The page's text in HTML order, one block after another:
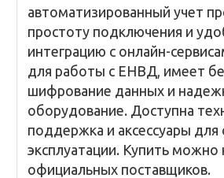
автоматизированный учет
простоту подключения и
интеграцию с онлайн-
для работы с ЕНВД, имеет
шифрование данных и
оборудование. Доступна
поддержка и аксессуары для
эксплуатации. Купить можно
официальных поставщиков.